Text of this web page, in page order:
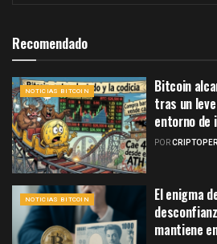
Recomendado
NOTICIAS BITCOIN
Bitcoin
tras un
entorno de
POR
NOTICIAS BITCOIN
El enigma
mantiene